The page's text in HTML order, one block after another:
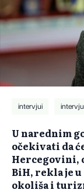
intervjui intervju
U narednim
očekivati da
Hercegovini,
BiH, rekla je
okoliša i